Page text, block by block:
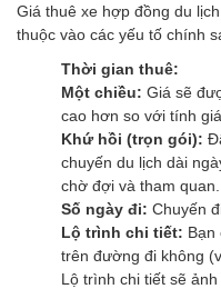
Giá thuê xe hợp đồng du
thuộc vào các yếu tố chính
Thời gian thuê:
Một chiều: Giá sẽ
cao hơn so với tính
Khứ hồi (trọn gói):
chuyến du lịch dài
chờ đợi và tham quan.
Số ngày đi: Chuyến
Lộ trình chi tiết: Bạn
trên đường đi không
Lộ trình chi tiết sẽ